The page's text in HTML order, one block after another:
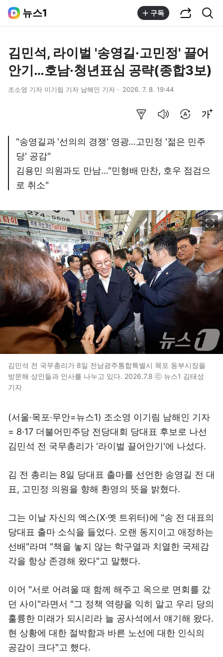
뉴스1 구독
김민석, 라이벌 '송영길·고민정' 끌어
안기…호남·청년표심 공략(종합3보)
조소영 기자 이기림 기자 남해인 기자 2026. 7. 8. 19:44
"송영길과 '선의의 경쟁' 영광…고민정 '젊은 민주
당' 공감"
김용민 의원과도 만남…"민형배 만찬, 호우 점검으
로 취소"
김민석 전 국무총리가 8일 전남광주통합특별시 목포 동부시장을
방문해 상인들과 인사를 나누고 있다. 2026.7.8 ⓒ 뉴스1 김태성
기자
(서울·목포·무안=뉴스1) 조소영 이기림 남해인 기자
= 8·17 더불어민주당 전당대회 당대표 후보로 나선
김민석 전 국무총리가 '라이벌 끌어안기'에 나섰다.
김 전 총리는 8일 당대표 출마를 선언한 송영길 전 대
표, 고민정 의원을 향해 환영의 뜻을 밝혔다.
그는 이날 자신의 엑스(X·옛 트위터)에 "송 전 대표의
당대표 출마 소식을 들었다. 오랜 동지이고 애정하는
선배"라며 "책을 놓지 않는 학구열과 치열한 국제감
각을 항상 존경해 왔다"고 말했다.
이어 "서로 어려울 때 함께 해주고 옥으로 면회를 갔
던 사이"라면서 "그 정책 역량을 익히 알고 우리 당의
훌륭한 미래가 되시리라 늘 공사석에서 얘기해 왔다.
현 상황에 대한 절박함과 바른 노선에 대한 인식의
공감이 크다"고 했다.